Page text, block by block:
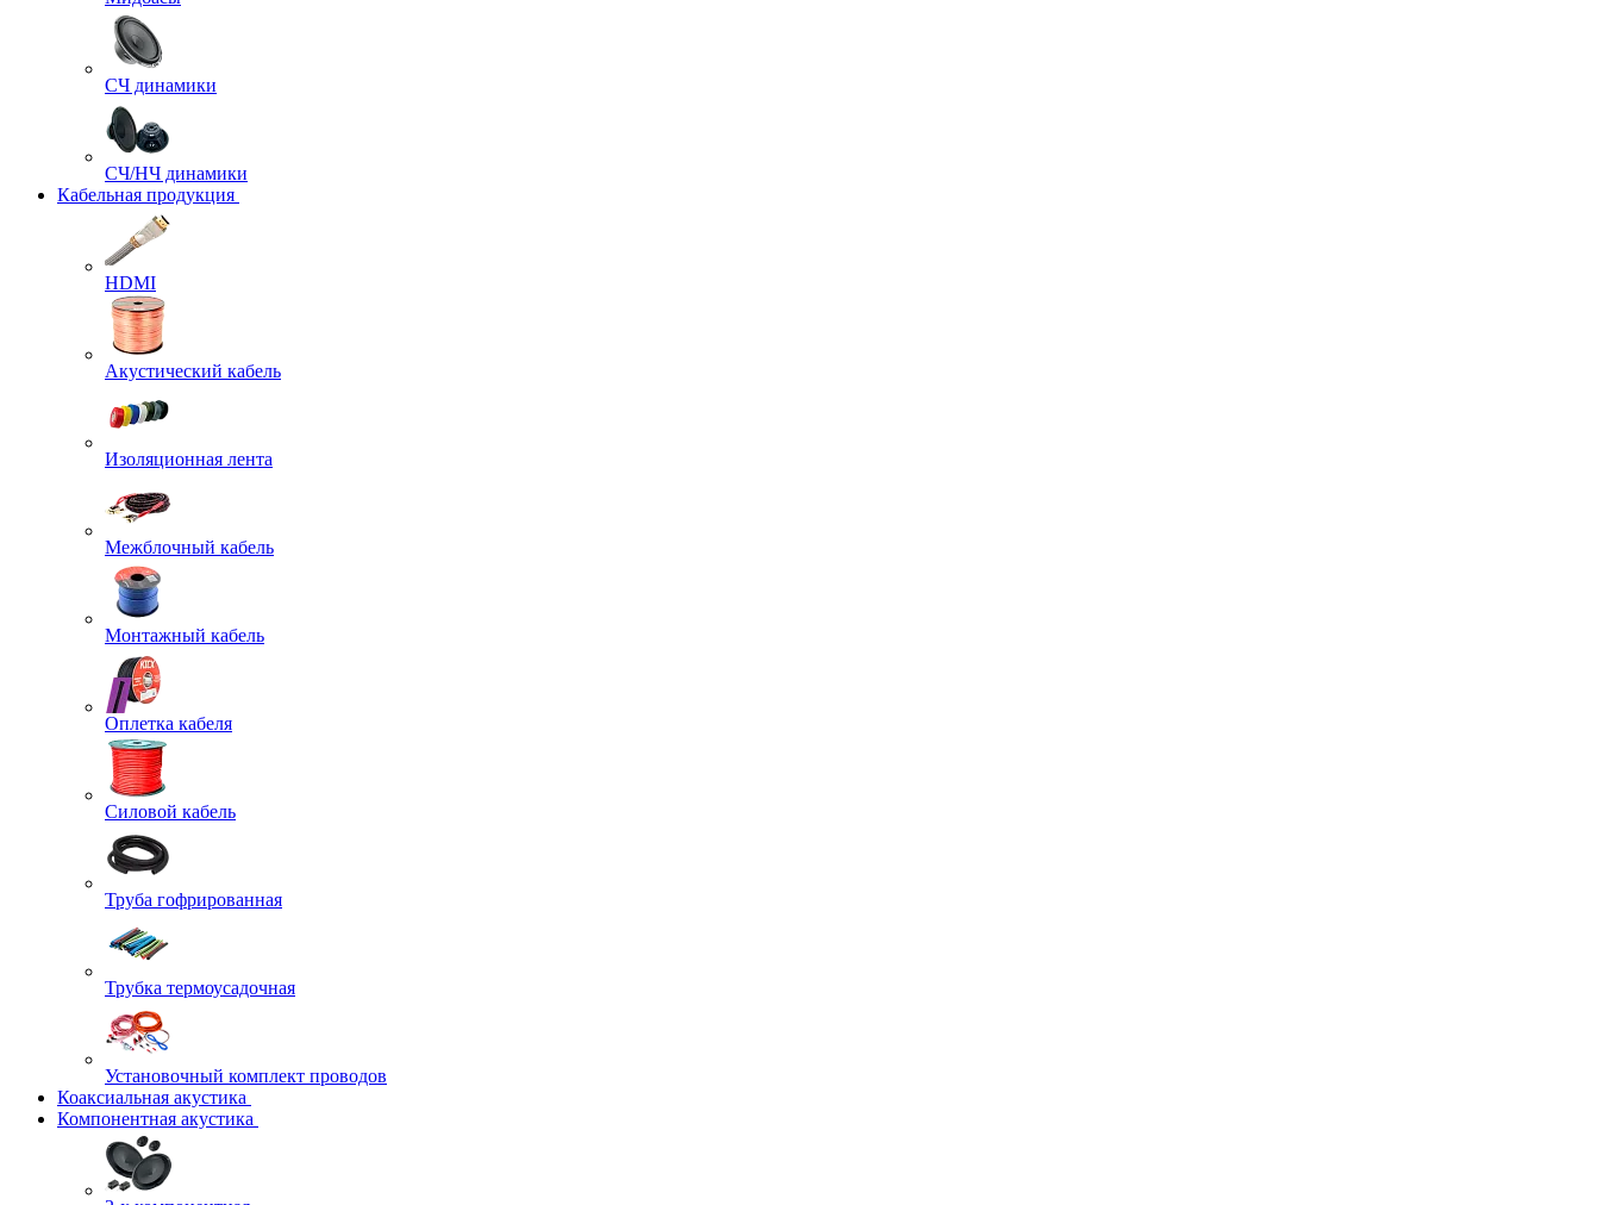
СЧ динамики
СЧ/НЧ динамики
Кабельная продукция
HDMI
Акустический кабель
Изоляционная лента
Межблочный кабель
Монтажный кабель
Оплетка кабеля
Силовой кабель
Труба гофрированная
Трубка термоусадочная
Установочный комплект проводов
Коаксиальная акустика
Компонентная акустика